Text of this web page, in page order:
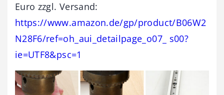
Euro zzgl. Versand:
https://www.amazon.de/gp/product/B06W2
N28F6/ref=oh_aui_detailpage_o07_ s00?
ie=UTF8&psc=1